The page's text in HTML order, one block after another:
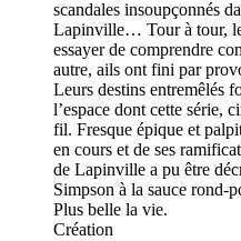
scandales insoupçonnés
Lapinville… Tour à tour,
essayer de comprendre
autre, ails ont fini par
Leurs destins entremêlés
l’espace dont cette série,
fil. Fresque épique et
en cours et de ses
de Lapinville a pu être
Simpson à la sauce rond-
Plus belle la vie.
Création